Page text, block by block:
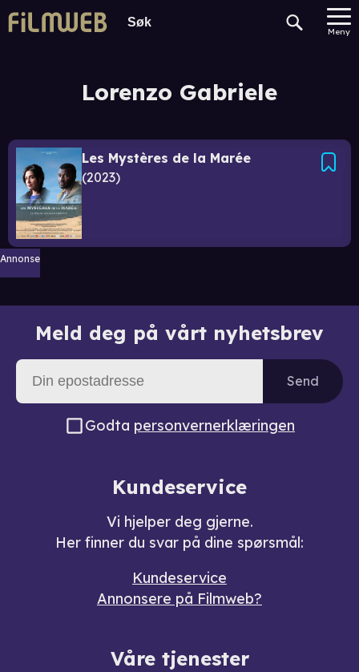
Meny
Lorenzo Gabriele
Les Mystères de la Marée
2023
Annonse
Meld deg på vårt nyhetsbrev
Send
Godta personvernerklæringen
Kundeservice
Vi hjelper deg gjerne.
Her finner du svar på dine spørsmål:
Kundeservice
Annonsere på Filmweb?
Våre tjenester